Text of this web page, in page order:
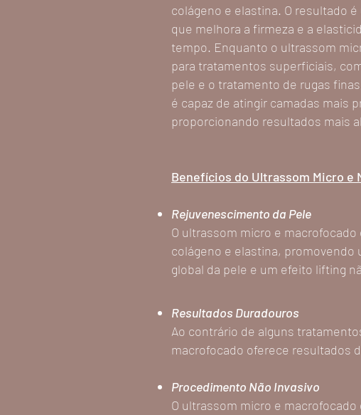
colágeno e elastina. O resultado
que melhora a firmeza e a
tempo. Enquanto o ultrassom
para tratamentos superficiais,
pele e o tratamento de rugas
é capaz de atingir camadas mais
proporcionando resultados mais
Benefícios do Ultrassom Micro e
Rejuvenescimento da Pele
O ultrassom micro e
colágeno e elastina,
global da pele e um efeito lifting
Resultados Duradouros
Ao contrário de alguns
macrofocado oferece resultados
Procedimento Não Invasivo
O ultrassom micro e